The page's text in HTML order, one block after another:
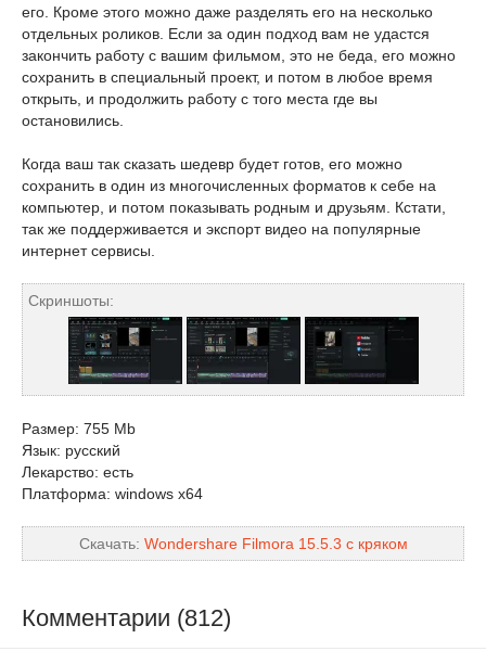
его. Кроме этого можно даже разделять его на несколько
отдельных роликов. Если за один подход вам не удастся
закончить работу с вашим фильмом, это не беда, его можно
сохранить в специальный проект, и потом в любое время
открыть, и продолжить работу с того места где вы
остановились.
Когда ваш так сказать шедевр будет готов, его можно
сохранить в один из многочисленных форматов к себе на
компьютер, и потом показывать родным и друзьям. Кстати,
так же поддерживается и экспорт видео на популярные
интернет сервисы.
Скриншоты:
Размер: 755 Mb
Язык: русский
Лекарство: есть
Платформа: windows x64
Скачать: Wondershare Filmora 15.5.3 с кряком
Комментарии (812)